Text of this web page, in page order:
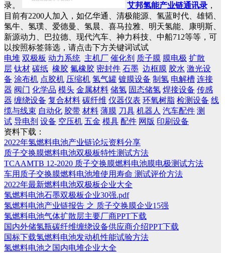
录。 艾邦氢能产业链通讯录 ，
目前有2200人加入，如亿华通、清极能源、氢蓝时代、雄韬、
氢牛、氢璞、爱德曼、氢晨、喜马拉雅、明天氢能、康明斯、
新源动力、巴拉德、现代汽车、神力科技、中船712等等，可
以按照标签筛选，请点击下方关键词试试
电堆 双极板 动力系统 主机厂 催化剂 质子膜 膜电极 扩散
层 钛材 碳纸 橡胶 氟橡胶 密封件 石墨 边框膜 胶水 激光设
备 涂布机 点胶机 压缩机 氢气罐 镀膜设备 制氢 电解槽 连接
器 阀门 化学品 模头 金属材料 储氢 固态储氢 焊接设备 传感
器 缠绕设备 复合材料 碳纤维 仪器仪表 环氧树脂 检测设备 线
缆与线束 自动化 胶带 材料 薄膜 刀具 机器人 汽车配件 测
试 导电剂 设备 空压机 五金 模具 配件 网版 印刷设备
资料下载：
2022年氢燃料电池产业链论坛资料分享
质子交换膜燃料电池双极板特性测试方法
TCAAMTB 12-2020 质子交换膜燃料电池膜电极测试方法
车用质子交换膜燃料电池堆使用寿命 测试评价方法
2022年最新燃料电池双极板企业大全
氢燃料电池石墨双极板企业30强.pdf
氢燃料电池产业链报告 之 质子交换膜企业15强
氢燃料电池气体扩散层主要厂商PPT下载
国内外储氢瓶碳纤维缠绕设备供应商介绍PPT下载
国标下载氢燃料电池发动机性能试验方法
氢燃料电池之国内电堆企业大全